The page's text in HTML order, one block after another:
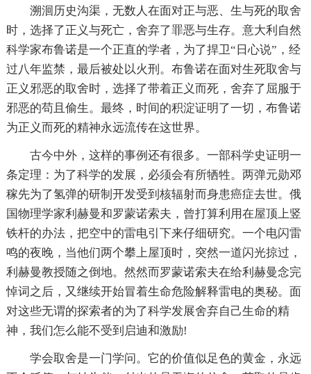
溯洄历史沟渠，无数人在面对正与恶、生与死的取舍
时，选择了正义与死亡，舍弃了罪恶与生存。意大利自然
科学家布鲁诺是一个正直的学者，为了捍卫“日心说”，经
过八年监禁，最后被处以火刑。布鲁诺在面对生死取舍与
正义邪恶的取舍时，选择了带着正义而死，舍弃了屈服于
邪恶的苟且偷生。最终，时间的积淀证明了一切，布鲁诺
为正义而死的精神永远流传在这世界。
古今中外，这样的事例还有很多。一部科学史证明一
条定理：为了科学的发展，必须会有所牺牲。两弹元勋邓
稼先为了氢弹的研制开发受到核辐射而身患癌症去世。俄
国物理学家利赫曼和罗蒙诺索夫，曾打算利用在屋顶上竖
铁杆的办法，把空中的雷电引下来仔细研究。一个电闪雷
鸣的夜晚，当他们两个攀上屋顶时，突然一道闪光掠过，
利赫曼教授随之倒地。然然而罗蒙诺索夫在给利赫曼念完
悼词之后，又继续开始冒着生命危险解释雷电的奥秘。面
对这些无谓的探索者的为了科学发展舍弃自己生命的精
神，我们怎么能不受到启迪和激励!
学会取舍是一门学问。它的价值似足色的黄金，永远